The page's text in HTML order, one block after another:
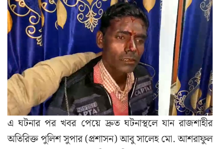
এ ঘটনার পর খবর পেয়ে দ্রুত ঘটনাস্থলে যান রাজশাহীর
অতিরিক্ত পুলিশ সুপার (প্রশাসন) আবু সালেহ মো. আশরাফুল